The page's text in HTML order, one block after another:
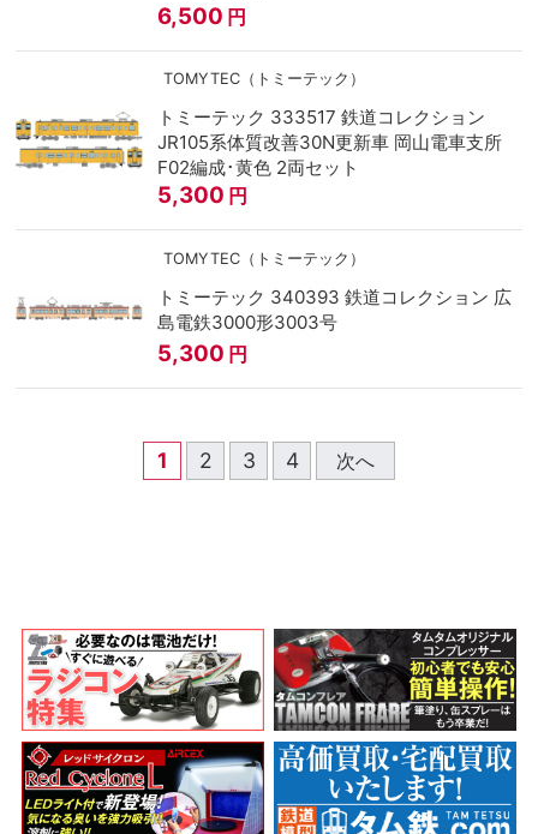
6,500 円
TOMYTEC（トミーテック）
トミーテック 333517 鉄道コレクション
JR105系体質改善30N更新車 岡山電車支所
F02編成･黄色 2両セット
5,300 円
TOMYTEC（トミーテック）
トミーテック 340393 鉄道コレクション 広
島電鉄3000形3003号
5,300 円
1 2 3 4 次へ